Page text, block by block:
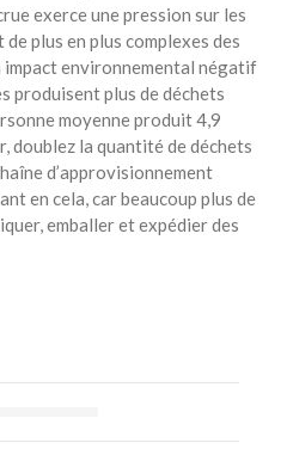
exerce une pression sur les
plus en plus complexes des
environnemental négatif
produisent plus de déchets
moyenne produit 4,9
doublez la quantité de déchets
d’approvisionnement
en cela, car beaucoup plus de
emballer et expédier des